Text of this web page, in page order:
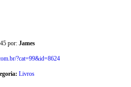
por: James
?cat=99&id=8624
Livros